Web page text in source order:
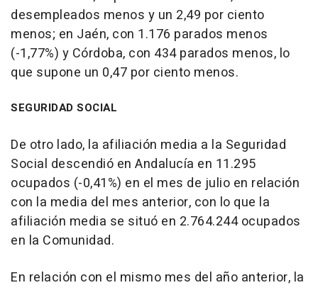
desempleados menos y un 2,49 por ciento
menos; en Jaén, con 1.176 parados menos
(-1,77%) y Córdoba, con 434 parados menos, lo
que supone un 0,47 por ciento menos.
SEGURIDAD SOCIAL
De otro lado, la afiliación media a la Seguridad
Social descendió en Andalucía en 11.295
ocupados (-0,41%) en el mes de julio en relación
con la media del mes anterior, con lo que la
afiliación media se situó en 2.764.244 ocupados
en la Comunidad.
En relación con el mismo mes del año anterior, la